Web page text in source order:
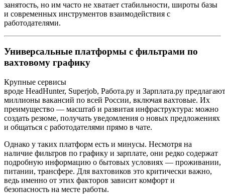
занятость, но им часто не хватает стабильности, широты базы
и современных инструментов взаимодействия с
работодателями.
Универсальные платформы с фильтрами по
вахтовому графику
Крупные сервисы
вроде HeadHunter, Superjob, Работа.ру и Зарплата.ру предлагают
миллионы вакансий по всей России, включая вахтовые. Их
преимущество — масштаб и развитая инфраструктура: можно
создать резюме, получать уведомления о новых предложениях
и общаться с работодателями прямо в чате.
Однако у таких платформ есть и минусы. Несмотря на
наличие фильтров по графику и зарплате, они редко содержат
подробную информацию о бытовых условиях — проживании,
питании, трансфере. Для вахтовиков это критически важно,
ведь именно от этих факторов зависит комфорт и
безопасность на месте работы.